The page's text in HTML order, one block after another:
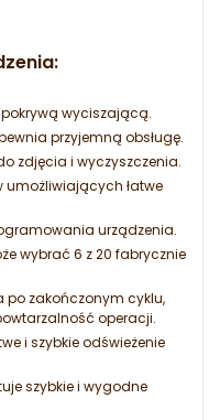
wyciszającą.
przyjemną obsługę.
zdjęcia i wyczyszczenia.
umożliwiających łatwe
urządzenia.
wybrać 6 z 20 fabrycznie
po zakończonym cyklu,
operacji.
i szybkie odświeżenie
szybkie i wygodne